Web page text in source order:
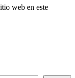
web en este